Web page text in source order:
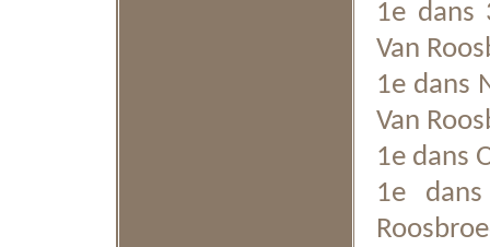
1e dans
Van
1e dans
Van
1e dans
1e dans